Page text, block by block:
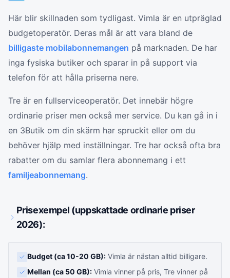
Här blir skillnaden som tydligast. Vimla är en utpräglad
budgetoperatör. Deras mål är att vara bland de
billigaste mobilabonnemangen på marknaden. De har
inga fysiska butiker och sparar in på support via
telefon för att hålla priserna nere.
Tre är en fullserviceoperatör. Det innebär högre
ordinarie priser men också mer service. Du kan gå in i
en 3Butik om din skärm har spruckit eller om du
behöver hjälp med inställningar. Tre har också ofta bra
rabatter om du samlar flera abonnemang i ett
familjeabonnemang.
Prisexempel (uppskattade ordinarie priser
2026):
Budget (ca 10-20 GB): Vimla är nästan alltid billigare.
Mellan (ca 50 GB): Vimla vinner på pris, Tre vinner på